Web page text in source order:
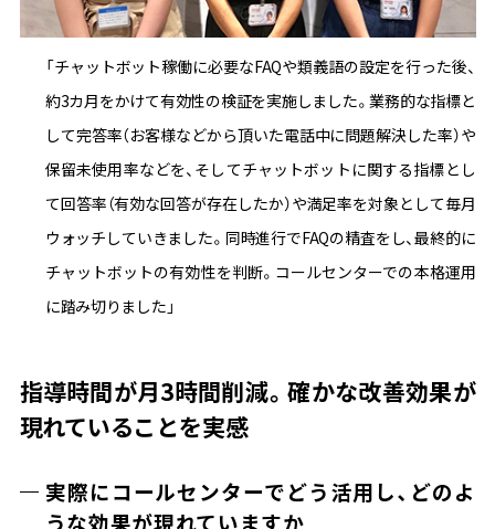
「チャットボット稼働に必要なFAQや類義語の設定を行った後、
約3カ月をかけて有効性の検証を実施しました。業務的な指標と
して完答率（お客様などから頂いた電話中に問題解決した率）や
保留未使用率などを、そしてチャットボットに関する指標とし
て回答率（有効な回答が存在したか）や満足率を対象として毎月
ウォッチしていきました。同時進行でFAQの精査をし、最終的に
チャットボットの有効性を判断。コールセンターでの本格運用
に踏み切りました」
指導時間が月3時間削減。確かな改善効果が
現れていることを実感
実際にコールセンターでどう活用し、どのよ
うな効果が現れていますか